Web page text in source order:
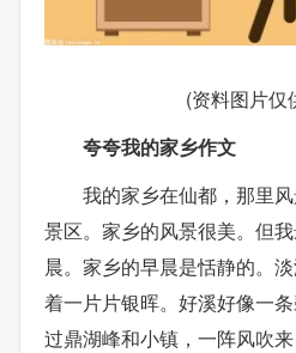
(资料图片仅
夸夸我的家乡作文
我的家乡在仙都，那里
景区。家乡的风景很美。但
晨。家乡的早晨是恬静的。
着一片片银晖。好溪好像一
过鼎湖峰和小镇，一阵风吹